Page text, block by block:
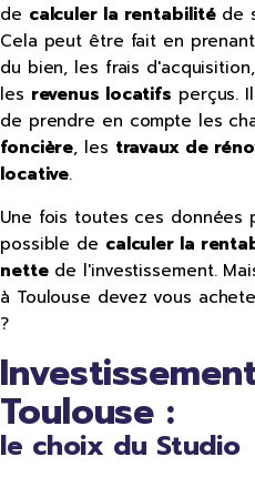
de calculer la rentabilitéde
Cela peut être fait en
du bien, les frais
les revenus locatifs perçus.
de prendre en compte les
foncière, les travaux de
locative.
Une fois toutes ces données
possible de calculer la
nettede l'investissement.
à Toulouse devez vous
?
Toulouse :
le choix du Studio